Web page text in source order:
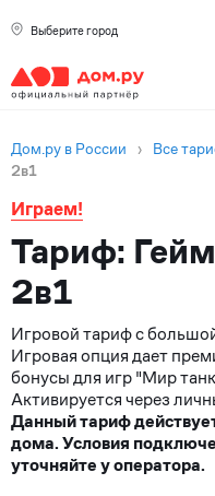
Выберите город
Дом.ру в России › Все
2в1
Играем!
Тариф:
2в1
Игровой тариф с
Игровая опция дает
бонусы для игр "Мир
Активируется через
Данный тариф
дома. Условия
уточняйте у оператора.